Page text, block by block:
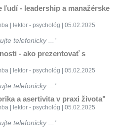
ľudí - leadership a manažérske
| lektor - psychológ | 05.02.2025
telefonicky ...
- ako prezentovať s
| lektor - psychológ | 05.02.2025
telefonicky ...
a asertivita v praxi života"
| lektor - psychológ | 05.02.2025
telefonicky ...